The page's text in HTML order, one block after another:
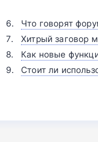
Что говорят
Хитрый заговор
Как новые
Стоит ли